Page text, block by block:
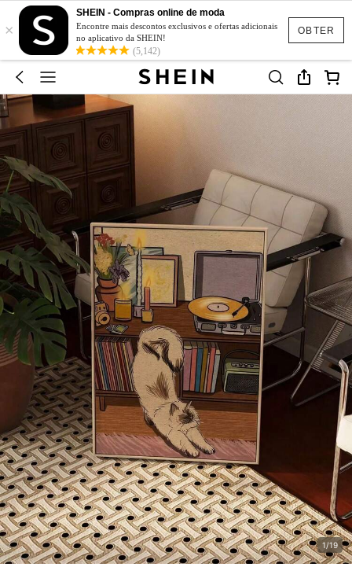
OBTER
×
SHEIN - Compras online de moda
Encontre mais descontos exclusivos e ofertas adicionais
no aplicativo da SHEIN!
(5,142)
1/19